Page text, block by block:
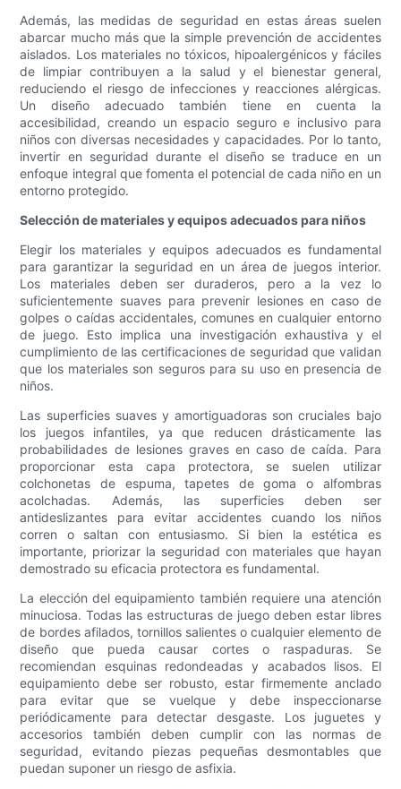
Además, las medidas de seguridad en estas áreas suelen
abarcar mucho más que la simple prevención de accidentes
aislados. Los materiales no tóxicos, hipoalergénicos y fáciles
de limpiar contribuyen a la salud y el bienestar general,
reduciendo el riesgo de infecciones y reacciones alérgicas.
Un diseño adecuado también tiene en cuenta la
accesibilidad, creando un espacio seguro e inclusivo para
niños con diversas necesidades y capacidades. Por lo tanto,
invertir en seguridad durante el diseño se traduce en un
enfoque integral que fomenta el potencial de cada niño en un
entorno protegido.
Selección de materiales y equipos adecuados para niños
Elegir los materiales y equipos adecuados es fundamental
para garantizar la seguridad en un área de juegos interior.
Los materiales deben ser duraderos, pero a la vez lo
suficientemente suaves para prevenir lesiones en caso de
golpes o caídas accidentales, comunes en cualquier entorno
de juego. Esto implica una investigación exhaustiva y el
cumplimiento de las certificaciones de seguridad que validan
que los materiales son seguros para su uso en presencia de
niños.
Las superficies suaves y amortiguadoras son cruciales bajo
los juegos infantiles, ya que reducen drásticamente las
probabilidades de lesiones graves en caso de caída. Para
proporcionar esta capa protectora, se suelen utilizar
colchonetas de espuma, tapetes de goma o alfombras
acolchadas. Además, las superficies deben ser
antideslizantes para evitar accidentes cuando los niños
corren o saltan con entusiasmo. Si bien la estética es
importante, priorizar la seguridad con materiales que hayan
demostrado su eficacia protectora es fundamental.
La elección del equipamiento también requiere una atención
minuciosa. Todas las estructuras de juego deben estar libres
de bordes afilados, tornillos salientes o cualquier elemento de
diseño que pueda causar cortes o raspaduras. Se
recomiendan esquinas redondeadas y acabados lisos. El
equipamiento debe ser robusto, estar firmemente anclado
para evitar que se vuelque y debe inspeccionarse
periódicamente para detectar desgaste. Los juguetes y
accesorios también deben cumplir con las normas de
seguridad, evitando piezas pequeñas desmontables que
puedan suponer un riesgo de asfixia.